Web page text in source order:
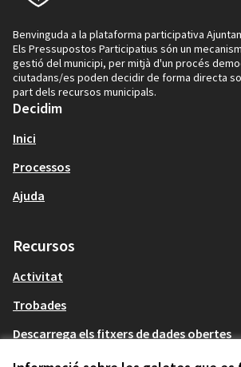
Benvinguda a la plataforma participativa
Els Pressupostos Participatius són un
gestió del municipi, per mitjà d'un procés
ciutadans/es poden decidir de forma directa
part dels recursos municipals.
Decidim
Inici
Processos
Ajuda
Recursos
Activitat
Trobades
Descarrega els fitxers de dades obertes